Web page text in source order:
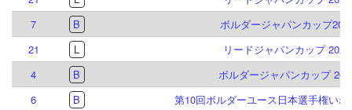
7
B
ボルダージャパンカップ
21
L
リードジャパンカップ 2025
4
B
ボルダージャパンカップ
6
B
第10回ボルダーユース日本選手権い